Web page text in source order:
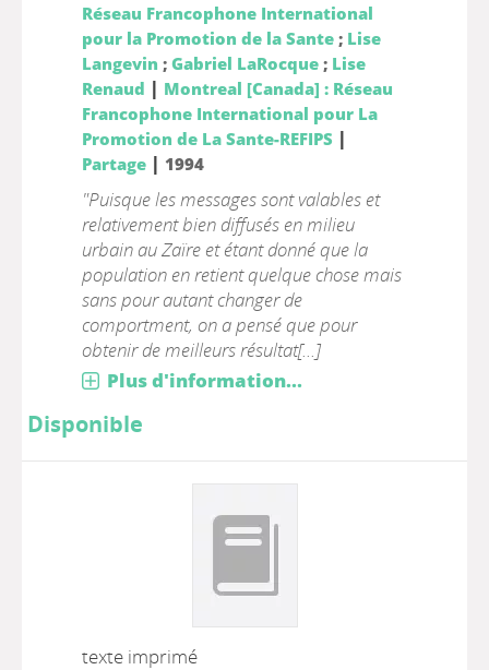
Réseau Francophone International
pour la Promotion de la Sante; Lise
Langevin ; Gabriel LaRocque; Lise
Renaud | Montreal [Canada] : Réseau
Francophone International pour La
Promotion de La Sante-REFIPS |
Partage| 1994
"Puisque les messages sont valables et
relativement bien diffusés en milieu
urbain au Zaïre et étant donné que la
population en retient quelque chose mais
sans pour autant changer de
comportment, on a pensé que pour
obtenir de meilleurs résultat[...]
Plus d'information...
Disponible
texte imprimé